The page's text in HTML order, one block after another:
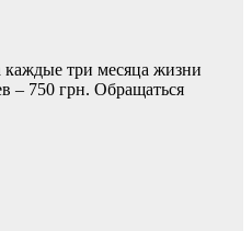
каждые три месяца жизни
– 750 грн. Обращаться